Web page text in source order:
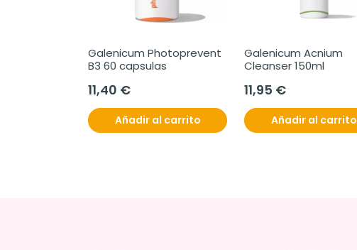
Galenicum Photoprevent
B3 60 capsulas
11,40 €
Añadir al carrito
Galenicum Acnium
Cleanser 150ml
11,95 €
Añadir al carrito